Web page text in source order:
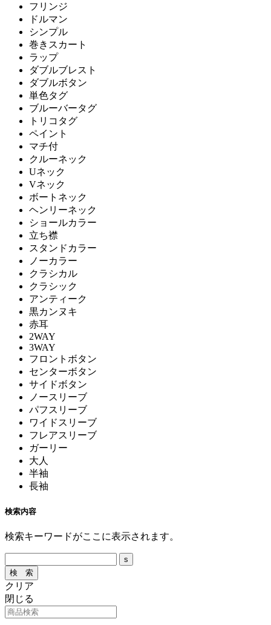
フリンジ
ドルマン
シンプル
巻きスカート
ラップ
ダブルブレスト
ダブルボタン
単色タグ
ブルーバータグ
トリコタグ
ペイント
マチ付
クルーネック
Uネック
Vネック
ボートネック
ヘンリーネック
ショールカラー
立ち襟
スタンドカラー
ノーカラー
クラシカル
クラシック
アンティーク
黒カンヌキ
赤耳
2WAY
3WAY
フロントボタン
センターボタン
サイドボタン
ノースリーブ
パフスリーブ
ワイドスリーブ
フレアスリーブ
ガーリー
大人
半袖
長袖
検索内容
検索キーワードがここに表示されます。
クリア
閉じる